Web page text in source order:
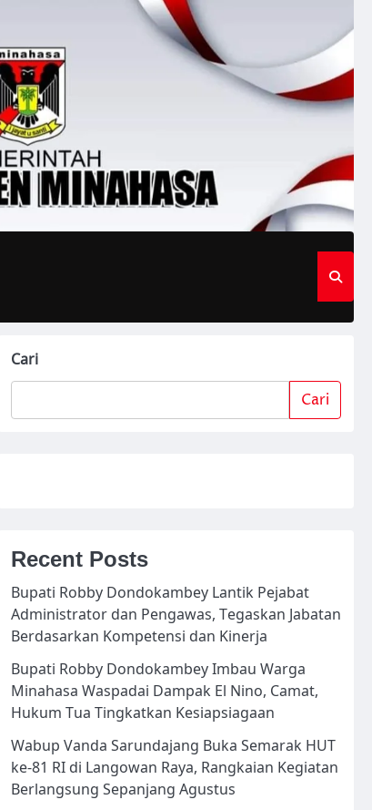
Cari
Cari
Recent Posts
Bupati Robby Dondokambey Lantik Pejabat
Administrator dan Pengawas, Tegaskan Jabatan
Berdasarkan Kompetensi dan Kinerja
Bupati Robby Dondokambey Imbau Warga
Minahasa Waspadai Dampak El Nino, Camat,
Hukum Tua Tingkatkan Kesiapsiagaan
Wabup Vanda Sarundajang Buka Semarak HUT
ke-81 RI di Langowan Raya, Rangkaian Kegiatan
Berlangsung Sepanjang Agustus